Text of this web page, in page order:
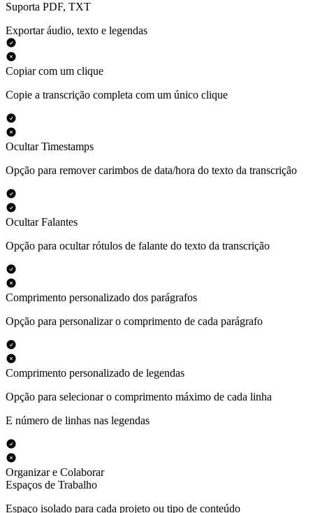
Suporta PDF, TXT
Exportar áudio, texto e legendas
Copiar com um clique
Copie a transcrição completa com um único clique
Ocultar Timestamps
Opção para remover carimbos de data/hora do texto da transcrição
Ocultar Falantes
Opção para ocultar rótulos de falante do texto da transcrição
Comprimento personalizado dos parágrafos
Opção para personalizar o comprimento de cada parágrafo
Comprimento personalizado de legendas
Opção para selecionar o comprimento máximo de cada linha
E número de linhas nas legendas
Organizar e Colaborar
Espaços de Trabalho
Espaço isolado para cada projeto ou tipo de conteúdo